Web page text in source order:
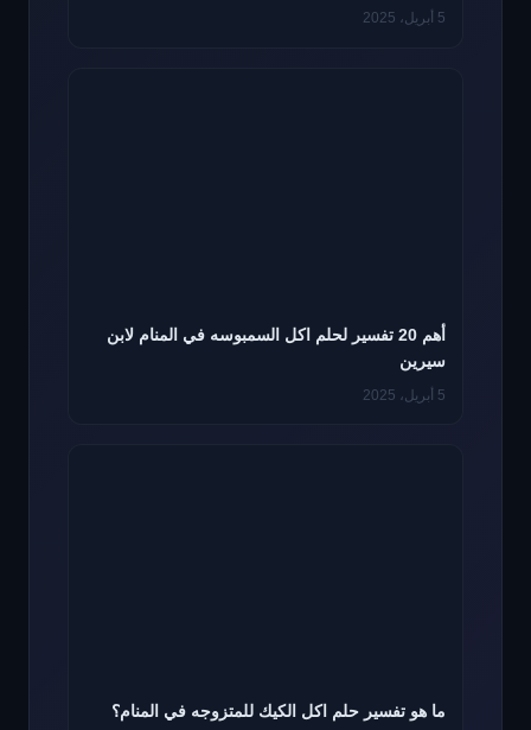
5 أبريل، 2025
أهم 20 تفسير لحلم اكل السمبوسه في المنام لابن
سيرين
5 أبريل، 2025
ما هو تفسير حلم اكل الكيك للمتزوجه في المنام؟